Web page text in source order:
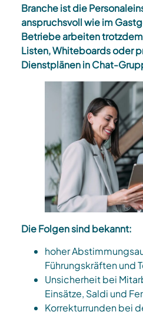
Branche ist die
anspruchsvoll wie im
Betriebe arbeiten
Listen, Whiteboards oder
Dienstplänen in Chat-
Die Folgen sind bekannt:
hoher
Führungskräften und
Unsicherheit bei
Einsätze, Saldi und
Korrekturrunden bei